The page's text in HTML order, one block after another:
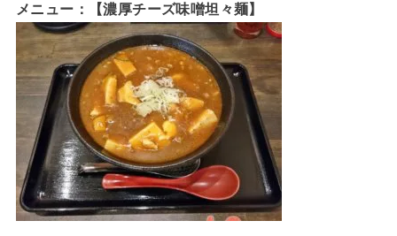
メニュー：【濃厚チーズ味噌坦々麺】